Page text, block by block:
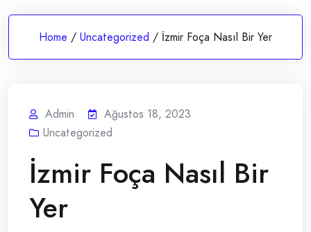
Home / Uncategorized / İzmir Foça Nasıl Bir Yer
Admin
Ağustos 18, 2023
Uncategorized
İzmir Foça Nasıl Bir
Yer